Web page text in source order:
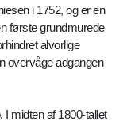
i 1752, og er en
første grundmurede
alvorlige
overvåge adgangen
midten af 1800-tallet